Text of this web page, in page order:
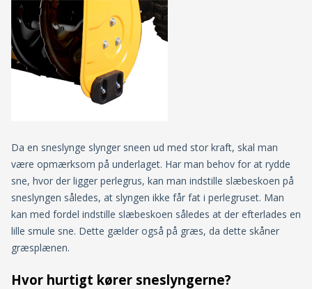
Da en sneslynge slynger sneen ud med stor kraft, skal man
være opmærksom på underlaget. Har man behov for at rydde
sne, hvor der ligger perlegrus, kan man indstille slæbeskoen på
sneslyngen således, at slyngen ikke får fat i perlegruset. Man
kan med fordel indstille slæbeskoen således at der efterlades en
lille smule sne. Dette gælder også på græs, da dette skåner
græsplænen.
Hvor hurtigt kører sneslyngerne?